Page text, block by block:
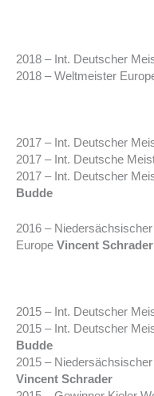
2018 – Int. Deutscher
2018 – Weltmeister
2017 – Int. Deutscher
2017 – Int. Deutsche
2017 – Int. Deutscher
Budde
2016 –
Europe Vincent Schrader
2015 – Int. Deutscher
2015 – Int. Deutscher
Budde
2015 –
Vincent Schrader